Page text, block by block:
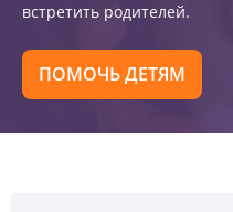
встретить родителей.
ПОМОЧЬ ДЕТЯМ